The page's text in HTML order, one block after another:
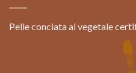
Pelle conciata al vegetale